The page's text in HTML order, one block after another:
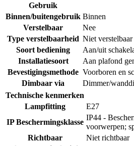
Gebruik
Binnen/buitengebruik Binnen
Verstelbaar
Nee
Type verstelbaarheid Niet verstelbaar
Soort bediening
Aan/uit
Installatiesoort
Aan plafond
Bevestigingsmethode Voorboren en
Dimbaar via
Dimmer/
Technische kenmerken
Lampfitting
E27
IP Beschermingsklasse
IP44 -
voorwerpen;
Richtbaar
Niet richtbaar